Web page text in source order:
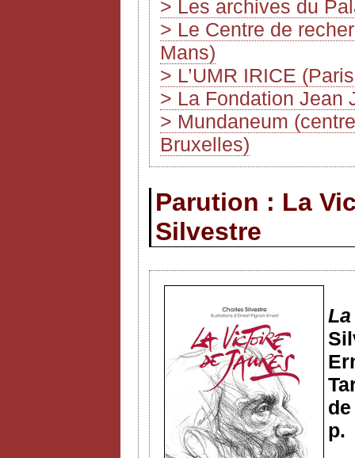
> Les archives du
> Le Centre de
Mans)
> L’UMR IRICE
> La Fondation Jean
> Mundaneum
Bruxelles)
Parution : La
Silvestre
p.